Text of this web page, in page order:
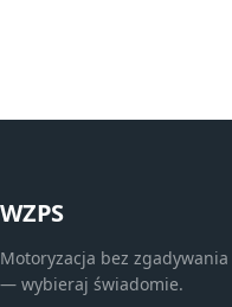
WZPS
Motoryzacja bez zgadywania
— wybieraj świadomie.